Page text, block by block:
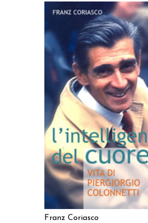
AGGIUNGI AL CARRELLO
Franz Coriasco